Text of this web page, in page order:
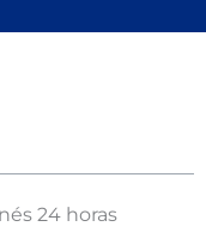
24 horas